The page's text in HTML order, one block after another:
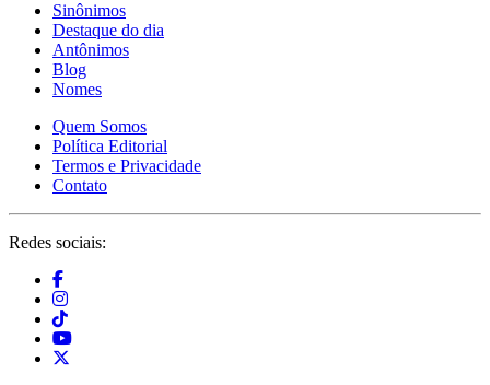
Sinônimos
Destaque do dia
Antônimos
Blog
Nomes
Quem Somos
Política Editorial
Termos e Privacidade
Contato
Redes sociais: